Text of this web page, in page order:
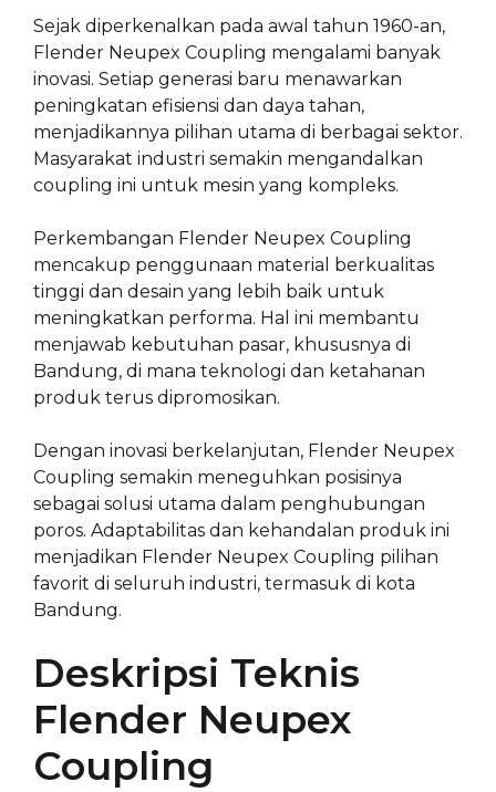
Sejak diperkenalkan pada awal tahun 1960-an,
Flender Neupex Coupling mengalami banyak
inovasi. Setiap generasi baru menawarkan
peningkatan efisiensi dan daya tahan,
menjadikannya pilihan utama di berbagai sektor.
Masyarakat industri semakin mengandalkan
coupling ini untuk mesin yang kompleks.
Perkembangan Flender Neupex Coupling
mencakup penggunaan material berkualitas
tinggi dan desain yang lebih baik untuk
meningkatkan performa. Hal ini membantu
menjawab kebutuhan pasar, khususnya di
Bandung, di mana teknologi dan ketahanan
produk terus dipromosikan.
Dengan inovasi berkelanjutan, Flender Neupex
Coupling semakin meneguhkan posisinya
sebagai solusi utama dalam penghubungan
poros. Adaptabilitas dan kehandalan produk ini
menjadikan Flender Neupex Coupling pilihan
favorit di seluruh industri, termasuk di kota
Bandung.
Deskripsi Teknis
Flender Neupex
Coupling